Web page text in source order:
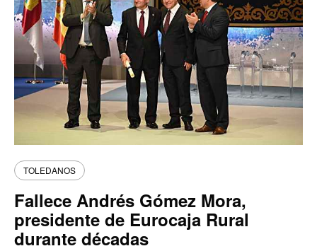
TOLEDANOS
Fallece Andrés Gómez Mora,
presidente de Eurocaja Rural
durante décadas